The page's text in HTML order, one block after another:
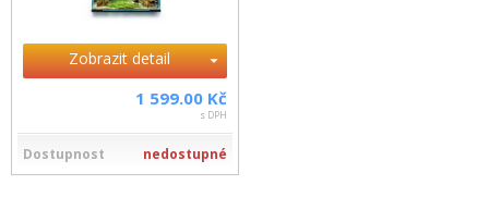
Zobrazit detail
1 599.00 Kč
s DPH
Dostupnost nedostupné